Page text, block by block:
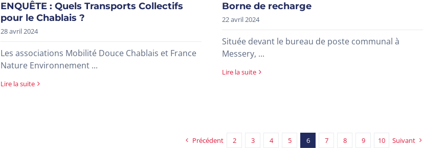
ENQUÊTE : Quels Transports Collectifs
pour le Chablais ?
28 avril 2024
Les associations Mobilité Douce Chablais et France
Nature Environnement ...
Lire la suite
Borne de recharge
22 avril 2024
Située devant le bureau de poste communal à
Messery, ...
Lire la suite
Précédent 2 3 4 5 6 7 8 9 10 Suivant